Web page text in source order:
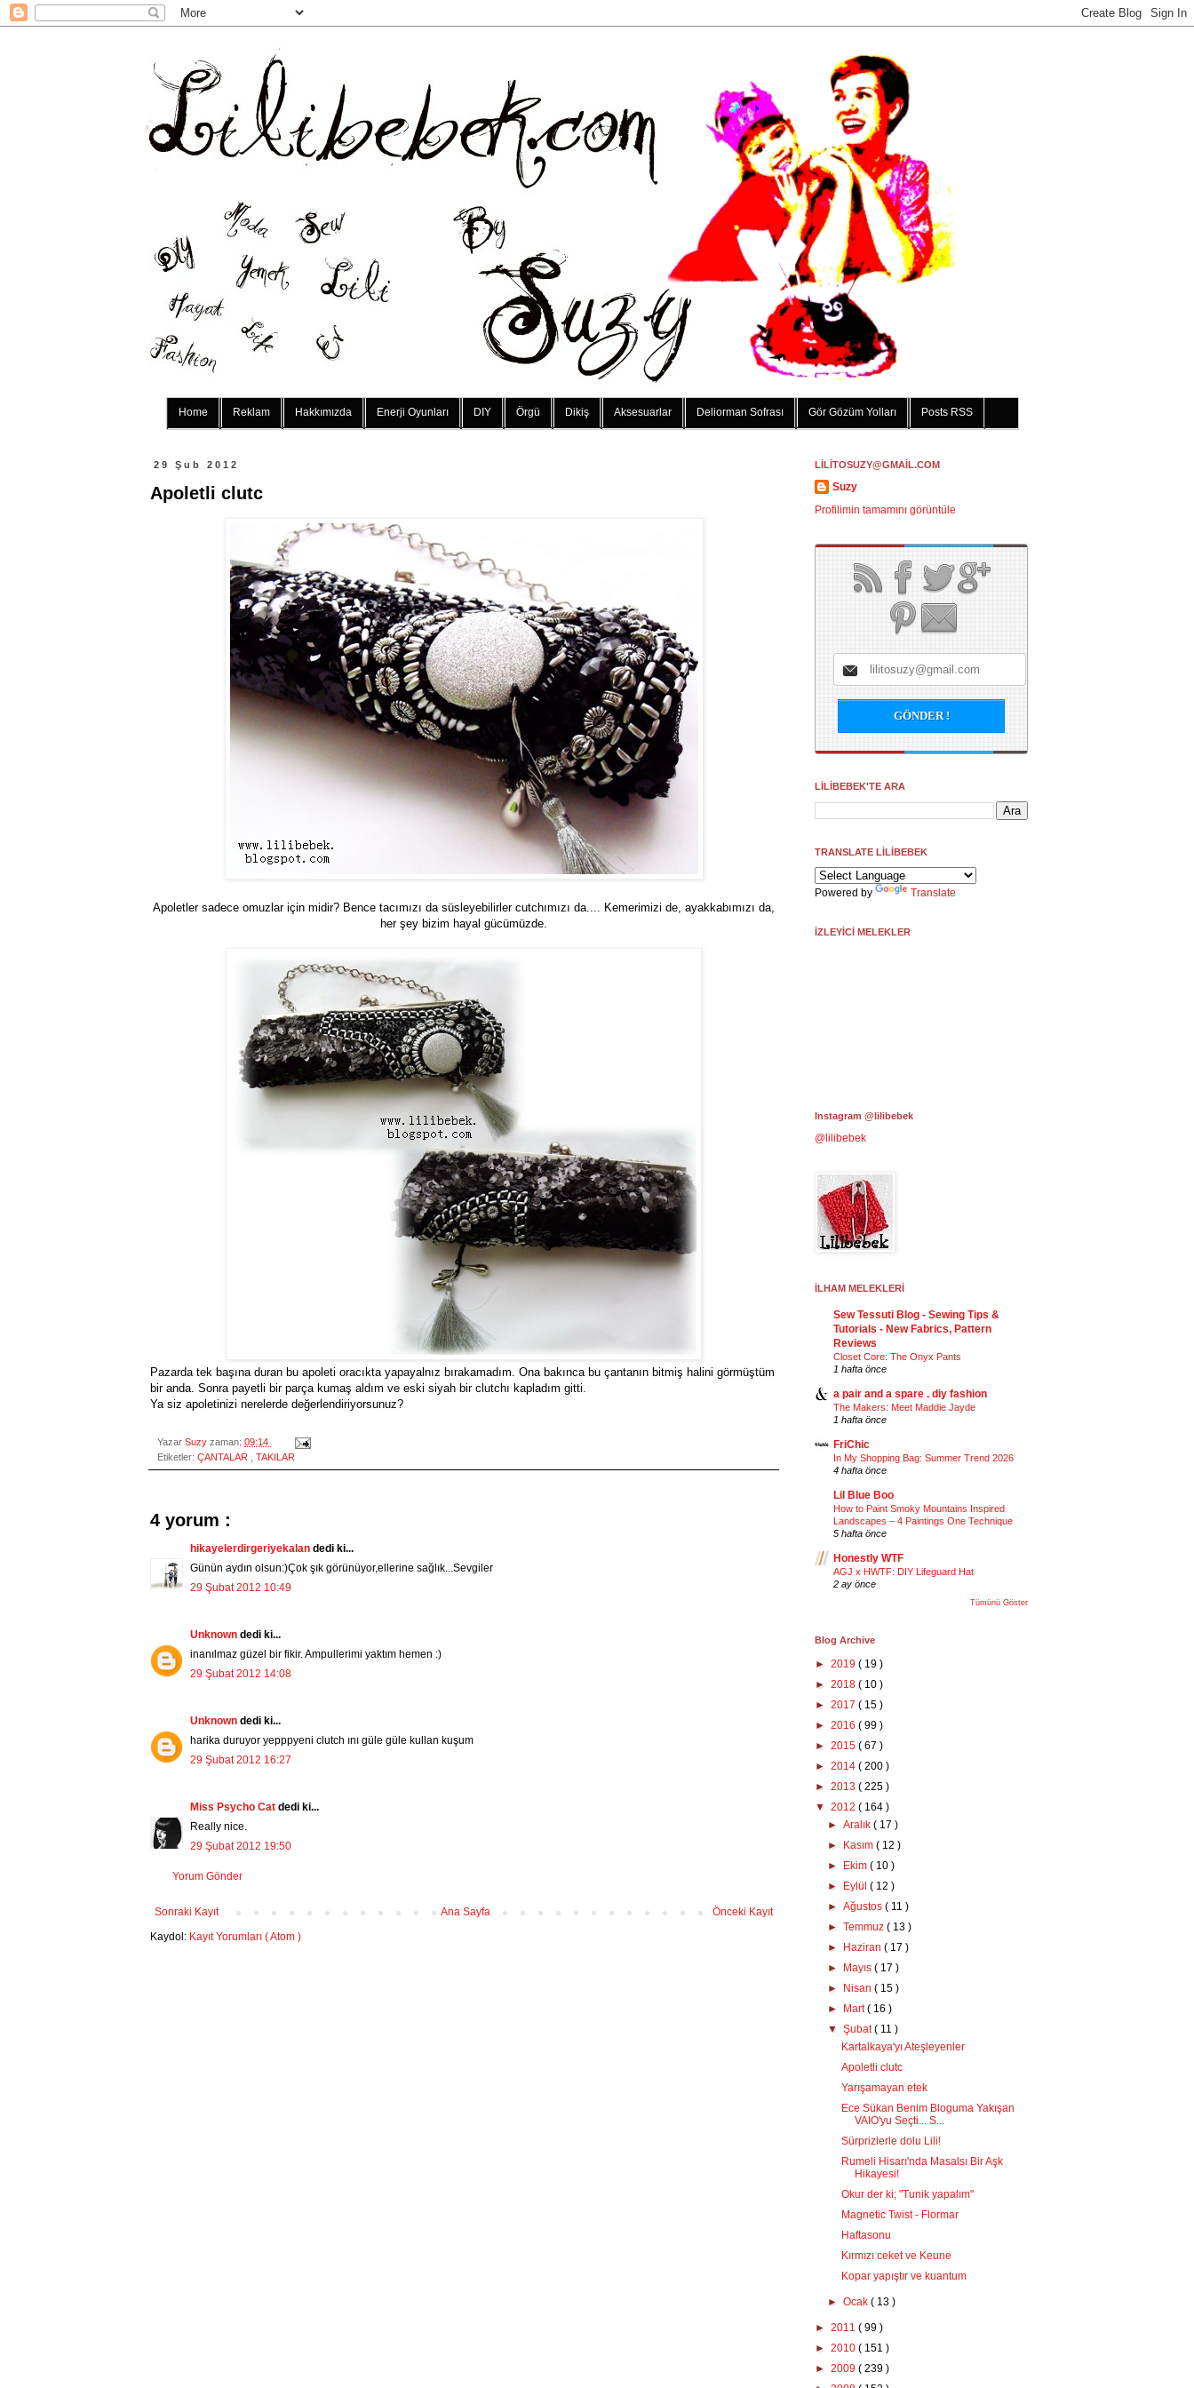
Home Reklam Hakkımızda Enerji Oyunları DIY Örgü Dikiş Aksesuarlar Deliorman Sofrası Gör Gözüm Yolları Posts RSS
29 Şub 2012
Apoletli clutc
Apoletler sadece omuzlar için midir? Bence tacımızı da süsleyebilirler cutchımızı da.... Kemerimizi de, ayakkabımızı da,
her şey bizim hayal gücümüzde.
Pazarda tek başına duran bu apoleti oracıkta yapayalnız bırakamadım. Ona bakınca bu çantanın bitmiş halini görmüştüm
bir anda. Sonra payetli bir parça kumaş aldım ve eski siyah bir clutchı kapladım gitti.
Ya siz apoletinizi nerelerde değerlendiriyorsunuz?
Yazar Suzy zaman: 09:14
Etiketler: ÇANTALAR TAKILAR
4 yorum :
hikayelerdirgeriyekalan dedi ki...
Günün aydın olsun:)Çok şık görünüyor,ellerine sağlık...Sevgiler
29 Şubat 2012 10:49
Unknown dedi ki...
inanılmaz güzel bir fikir. Ampullerimi yaktım hemen :)
29 Şubat 2012 14:08
Unknown dedi ki...
harika duruyor yepppyeni clutch ını güle güle kullan kuşum
29 Şubat 2012 16:27
Miss Psycho Cat dedi ki...
Really nice.
29 Şubat 2012 19:50
Yorum Gönder
Sonraki Kayıt Önceki Kayıt
Ana Sayfa
Kaydol: Kayıt Yorumları ( Atom )
LİLİTOSUZY@GMAİL.COM
Suzy
Profilimin tamamını görüntüle
LİLİBEBEK'TE ARA
TRANSLATE LİLİBEBEK
Powered by Translate
İZLEYİCİ MELEKLER
Instagram @lilibebek
@lilibebek
İLHAM MELEKLERİ
Sew Tessuti Blog - Sewing Tips &
Tutorials - New Fabrics, Pattern
Reviews
Closet Core: The Onyx Pants
1 hafta önce
a pair and a spare . diy fashion
The Makers: Meet Maddie Jayde
1 hafta önce
FriChic
In My Shopping Bag: Summer Trend 2026
4 hafta önce
Lil Blue Boo
How to Paint Smoky Mountains Inspired
Landscapes – 4 Paintings One Technique
5 hafta önce
Honestly WTF
AGJ x HWTF: DIY Lifeguard Hat
2 ay önce
Tümünü Göster
Blog Archive
► 2019 ( 19 )
► 2018 ( 10 )
► 2017 ( 15 )
► 2016 ( 99 )
► 2015 ( 67 )
► 2014 ( 200 )
► 2013 ( 225 )
▼ 2012 ( 164 )
►Aralık( 17 )
►
Kasım( 12 )
►
Ekim( 10 )
►
Eylül( 12 )
►Ağustos( 11 )
►Temmuz( 13 )
►
Haziran( 17 )
►
Mayıs( 17 )
►
Nisan( 15 )
►
Mart( 16 )
▼Şubat( 11 )
Kartalkaya'yı Ateşleyenler
Apoletli clutc
Yarışamayan etek
Ece Sükan Benim Bloguma Yakışan
VAIO'yu Seçti... S...
Sürprizlerle dolu Lili!
Rumeli Hisarı'nda Masalsı Bir Aşk
Hikayesi!
Okur der ki; "Tunik yapalım"
Magnetic Twist - Flormar
Haftasonu
Kırmızı ceket ve Keune
Kopar yapıştır ve kuantum
►Ocak( 13 )
► 2011 ( 99 )
► 2010 ( 151 )
► 2009 ( 239 )